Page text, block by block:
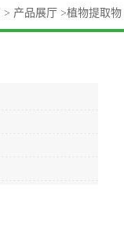
> 产品展厅 >植物提取物